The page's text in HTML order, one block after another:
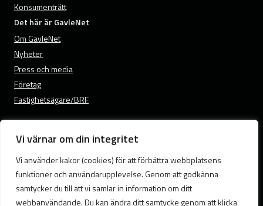
Vi värnar om din integritet
Vi använder kakor (cookies) för att förbättra webbplatsens
funktioner och användarupplevelse. Genom att godkänna
samtycker du till att vi samlar in information om ditt
webbanvändande. Du kan ändra ditt samtycke genom att klicka
Konsumenträtt
Det här är GavleNet
Om GavleNet
Nyheter
Press och media
Företag
Fastighetsägare/BRF
Samtyckesval
Cookies
Integritetspolicy och GDPR